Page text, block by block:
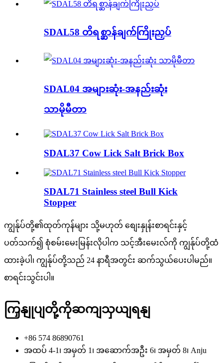
SDAL58 တိရစ္ဆာန်ချက်ကြိုးညှပ်
SDAL04 အများဆုံး-အနည်းဆုံး
သာမိုမီတာ
SDAL37 Cow Lick Salt Brick Box
SDAL71 Stainless steel Bull Kick
Stopper
ကျွန်ုပ်တို့၏ထုတ်ကုန်များ သို့မဟုတ် စျေးနှုန်းစာရင်းနှင့်
ပတ်သက်၍ စုံစမ်းမေးမြန်းလိုပါက သင့်အီးမေးလ်ကို ကျွန်ုပ်တို့ထံ
ထားခဲ့ပါ၊ ကျွန်ုပ်တို့သည် 24 နာရီအတွင်း ဆက်သွယ်ပေးပါမည်။
စာရင်းသွင်းပါ။
ကြှနျုပျတို့ကိုဆကျသှယျရနျ
+86 574 86890761
အထပ် 4-1၊ အမှတ် 1၊ အဆောက်အဦး 6၊ အမှတ် 8၊ Anju